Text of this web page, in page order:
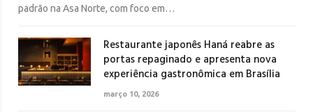
padrão na Asa Norte, com foco em…
Restaurante japonês Haná reabre as
portas repaginado e apresenta nova
experiência gastronômica em Brasília
março 10, 2026